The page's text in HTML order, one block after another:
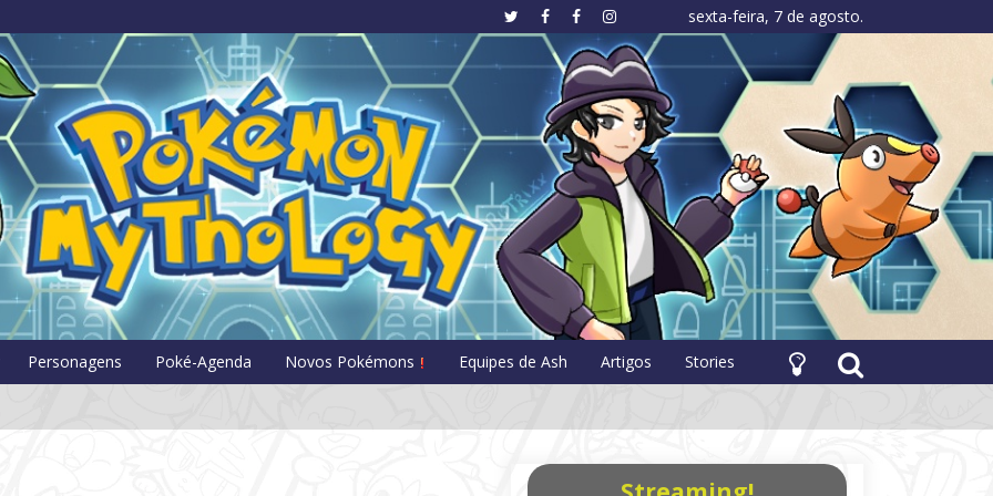
sexta-feira, 7 de agosto.
Pokémon Mythology
Personagens Poké-Agenda Novos Pokémons Equipes de Ash Artigos Stories